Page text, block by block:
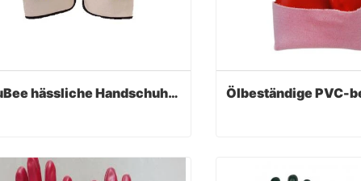
ShuBee hässliche Handschuhe Sicherheitsmanschette
ShuBee hässliche Handschuhe Sicherheitsmanschette
Contact Now Contact Now